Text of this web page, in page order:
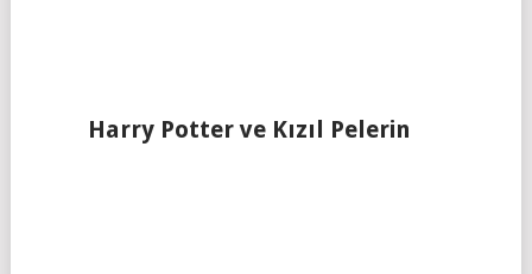
Harry Potter ve Kızıl Pelerin